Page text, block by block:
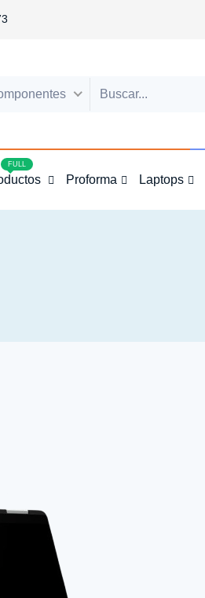
FULL
Proforma Laptops